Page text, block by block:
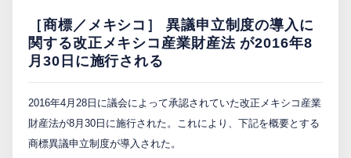
TOPICS/出版物/セミナー
PCTnavi
［商標／メキシコ］ 異議申立制度の導入に
関する改正メキシコ産業財産法 が2016年8
月30日に施行される
2016年4月28日に議会によって承認されていた改正メキシコ産業
財産法が8月30日に施行された。これにより、下記を概要とする
商標異議申立制度が導入された。